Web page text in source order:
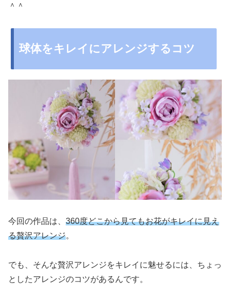
＾＾
球体をキレイにアレンジするコツ
今回の作品は、 360度どこから見てもお花がキレイに見え
る贅沢アレンジ。
でも、そんな贅沢アレンジをキレイに魅せるには、ちょっ
としたアレンジのコツがあるんです。